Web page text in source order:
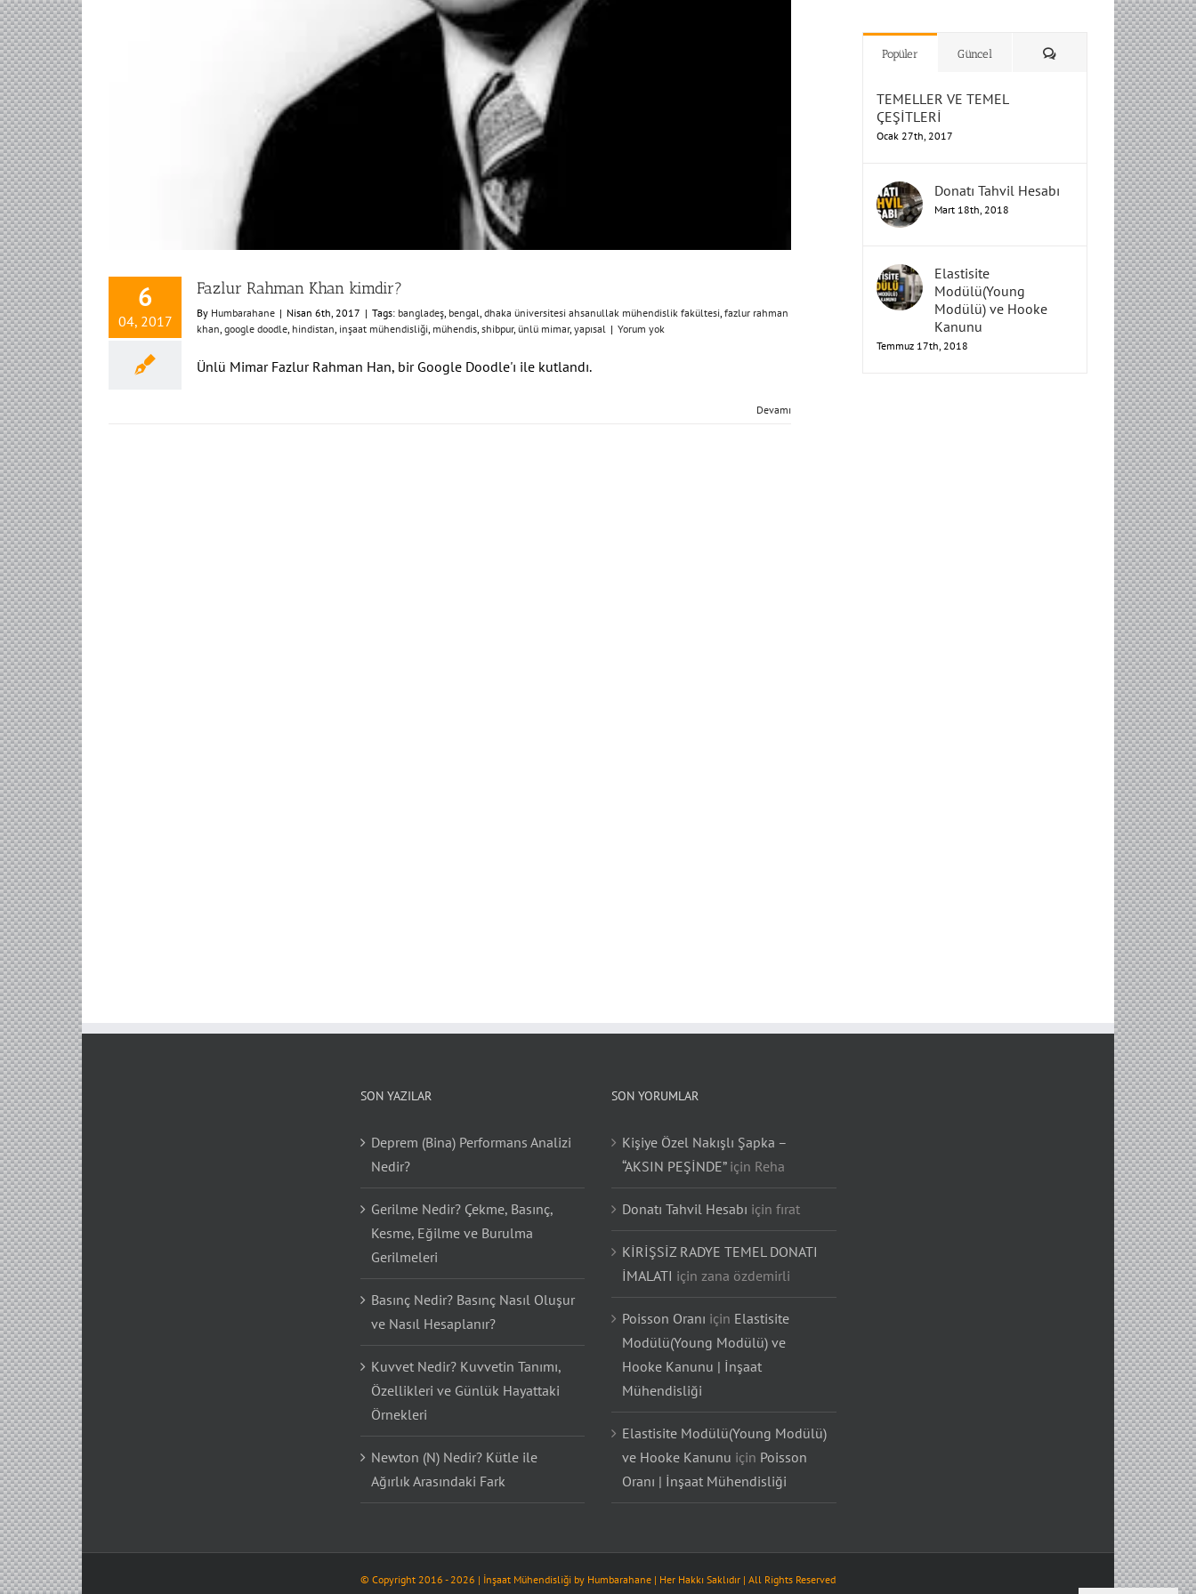
6
04, 2017
Fazlur Rahman Khan kimdir?
By Humbarahane | Nisan 6th, 2017 | Tags: bangladeş, bengal, dhaka üniversitesi ahsanullak mühendislik fakültesi, fazlur rahman
khan, google doodle, hindistan, inşaat mühendisliği, mühendis, shibpur, ünlü mimar, yapısal | Yorum yok
Ünlü Mimar Fazlur Rahman Han, bir Google Doodle'ı ile kutlandı.
Devamı
TEMELLER VE TEMEL
ÇEŞİTLERİ
Donatı Tahvil Hesabı
Elastisite
Modülü(Young
Modülü) ve Hooke
Kanunu
Deprem (Bina) Performans Analizi
Nedir?
Gerilme Nedir? Çekme, Basınç,
Kesme, Eğilme ve Burulma
Gerilmeleri
Basınç Nedir? Basınç Nasıl Oluşur
ve Nasıl Hesaplanır?
Kuvvet Nedir? Kuvvetin Tanımı,
Özellikleri ve Günlük Hayattaki
Örnekleri
Newton (N) Nedir? Kütle ile
Ağırlık Arasındaki Fark
Kişiye Özel Nakışlı Şapka –
“AKSIN PEŞİNDE”içinReha
Donatı Tahvil Hesabıiçinfırat
KİRİŞSİZ RADYE TEMEL DONATI
İMALATIiçinzana özdemirli
Poisson OranıiçinElastisite
Modülü(Young Modülü) ve
Hooke Kanunu | İnşaat
Mühendisliği
Elastisite Modülü(Young Modülü)
ve Hooke KanunuiçinPoisson
Oranı | İnşaat Mühendisliği